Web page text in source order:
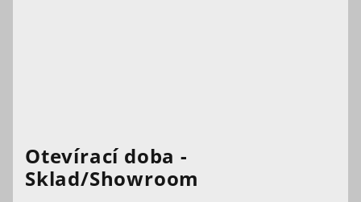
Otevírací doba -
Sklad/Showroom